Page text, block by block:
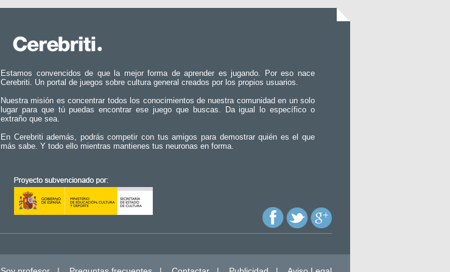
Estamos convencidos de que la mejor forma de aprender es jugando. Por eso nace
Cerebriti. Un portal de juegos sobre cultura general creados por los propios usuarios.
Nuestra misión es concentrar todos los conocimientos de nuestra comunidad en un solo
lugar para que tú puedas encontrar ese juego que buscas. Da igual lo específico o
extraño que sea.
En Cerebriti además, podrás competir con tus amigos para demostrar quién es el que
más sabe. Y todo ello mientras mantienes tus neuronas en forma.